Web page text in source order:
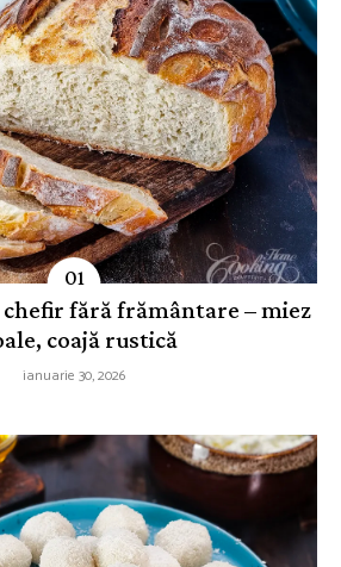
chefir fără frământare – miez
coajă rustică
ianuarie 30, 2026